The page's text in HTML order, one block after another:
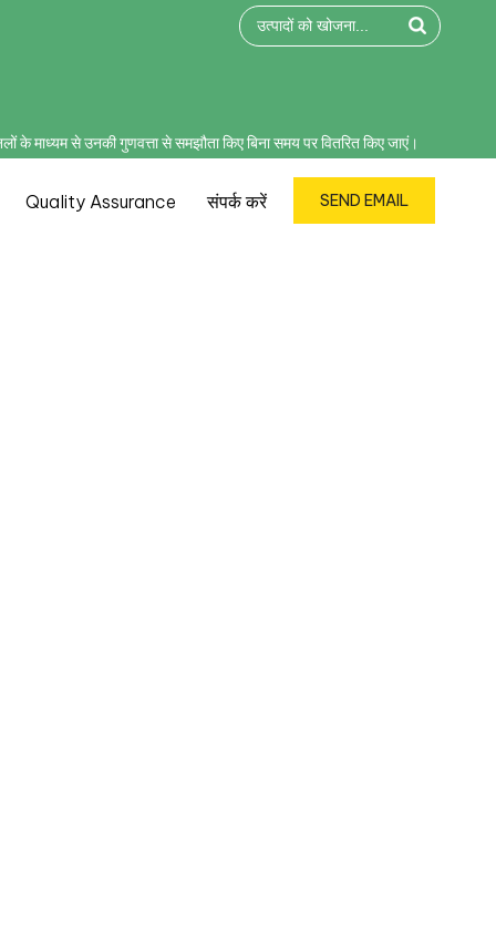
माध्यम से उनकी गुणवत्ता से समझौता किए बिना समय पर वितरित किए जाएं।
Quality Assurance संपर्क करें SEND EMAIL